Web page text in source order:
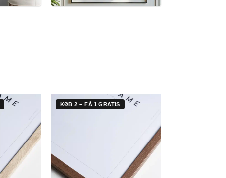
KØB 2 – FÅ 1 GRATIS